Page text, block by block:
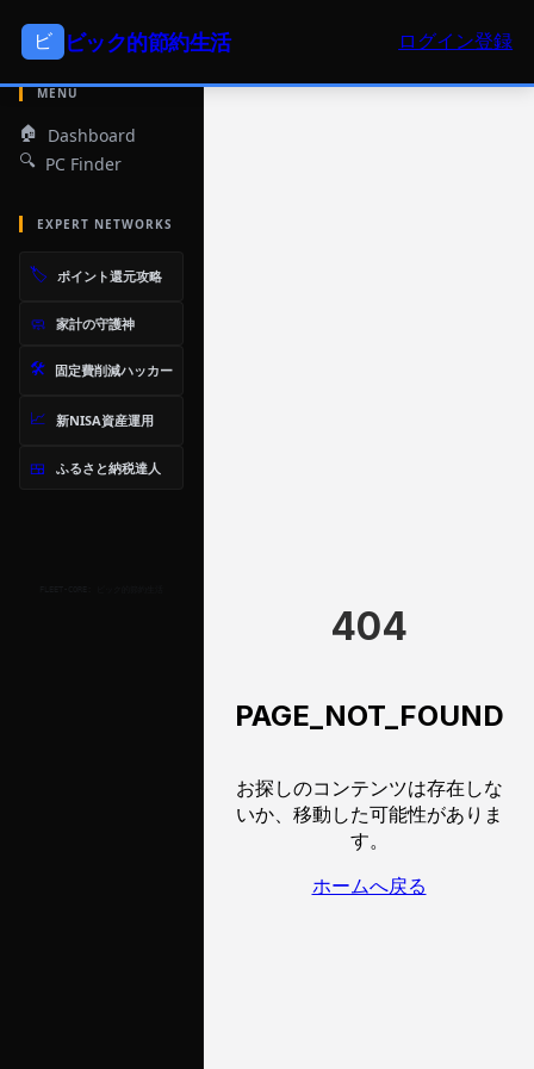
ビ ビック的節約生活 ログイン登録
MENU
🏠 Dashboard
🔍 PC Finder
EXPERT NETWORKS
🏷️ ポイント還元攻略
🧼 家計の守護神
🛠️ 固定費削減ハッカー
📈 新NISA資産運用
🍱 ふるさと納税達人
404
PAGE_NOT_FOUND
お探しのコンテンツは存在しな
いか、移動した可能性がありま
す。
ホームへ戻る